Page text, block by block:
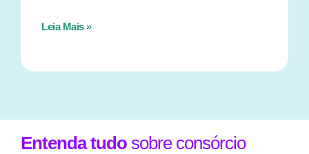
Leia Mais »
Entenda tudo sobre consórcio